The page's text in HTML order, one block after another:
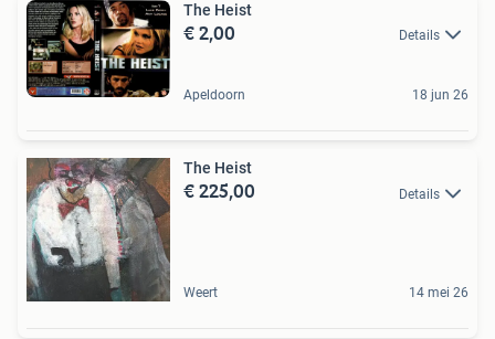
The Heist
€ 2,00 Details
Apeldoorn 18 jun 26
The Heist
€ 225,00 Details
Weert 14 mei 26